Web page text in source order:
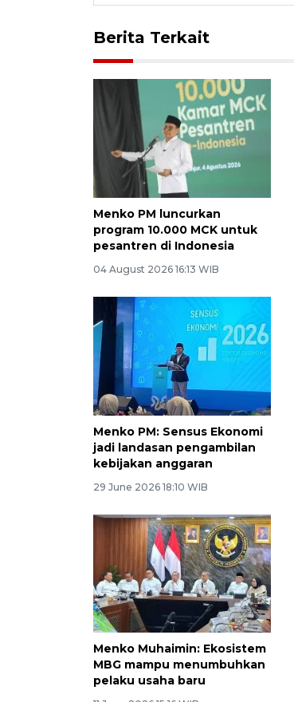
Berita Terkait
Menko PM luncurkan
program 10.000 MCK untuk
pesantren di Indonesia
04 August 2026 16:13 WIB
Menko PM: Sensus Ekonomi
jadi landasan pengambilan
kebijakan anggaran
29 June 2026 18:10 WIB
Menko Muhaimin: Ekosistem
MBG mampu menumbuhkan
pelaku usaha baru